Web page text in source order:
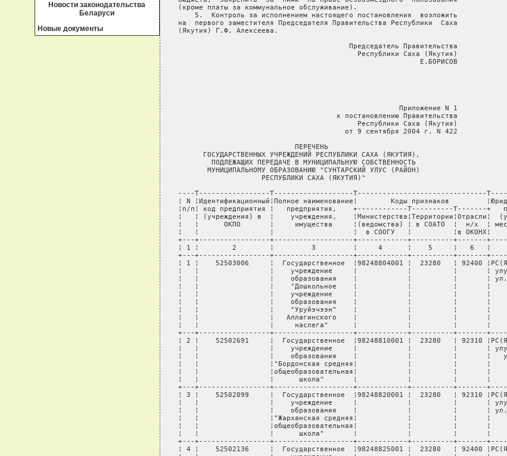
Новости законодательства
Беларуси
Новые документы